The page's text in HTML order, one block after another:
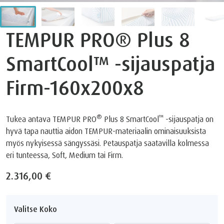
TEMPUR PRO®️ Plus 8
SmartCool™️ -sijauspatja
Firm-160x200x8
Tukea antava TEMPUR PRO®️ Plus 8 SmartCool™️ -sijauspatja on
hyvä tapa nauttia aidon TEMPUR-materiaalin ominaisuuksista
myös nykyisessä sängyssäsi. Petauspatja saatavilla kolmessa
eri tunteessa, Soft, Medium tai Firm.
2.316,00 €
Valitse Koko